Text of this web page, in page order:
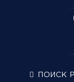
ПОИСК